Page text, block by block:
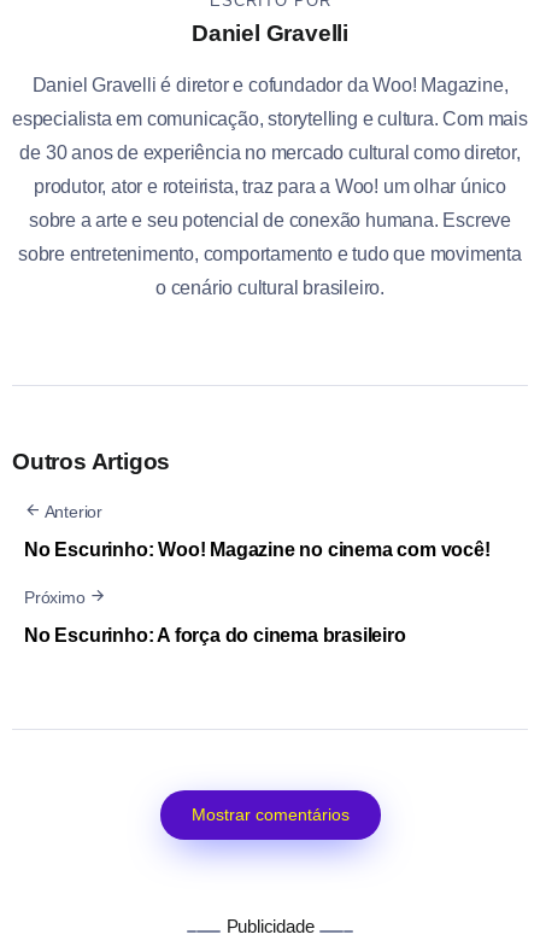
Daniel Gravelli
Daniel Gravelli é diretor e cofundador da Woo! Magazine,
especialista em comunicação, storytelling e cultura. Com mais
de 30 anos de experiência no mercado cultural como diretor,
produtor, ator e roteirista, traz para a Woo! um olhar único
sobre a arte e seu potencial de conexão humana. Escreve
sobre entretenimento, comportamento e tudo que movimenta
o cenário cultural brasileiro.
Outros Artigos
Anterior
No Escurinho: Woo! Magazine no cinema com você!
Próximo
No Escurinho: A força do cinema brasileiro
Mostrar comentários
Publicidade